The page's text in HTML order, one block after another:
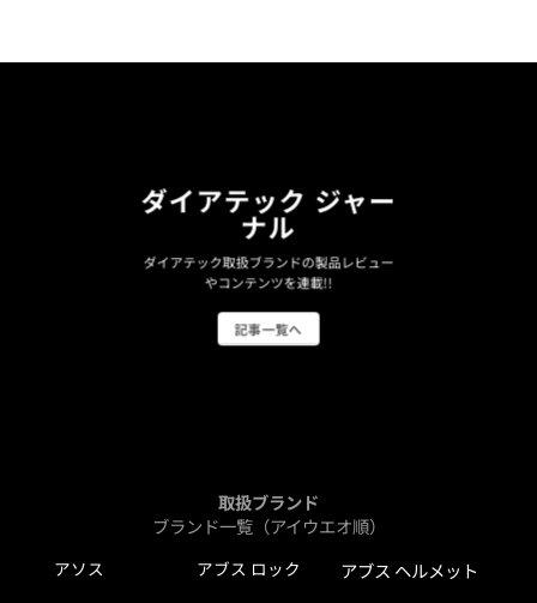
ダイアテック ジャー
ナル
ダイアテック取扱ブランドの製品レビュー
やコンテンツを連載!!
記事一覧へ
取扱ブランド
ブランド一覧（アイウエオ順）
アソス アブス ロック アブス ヘルメット